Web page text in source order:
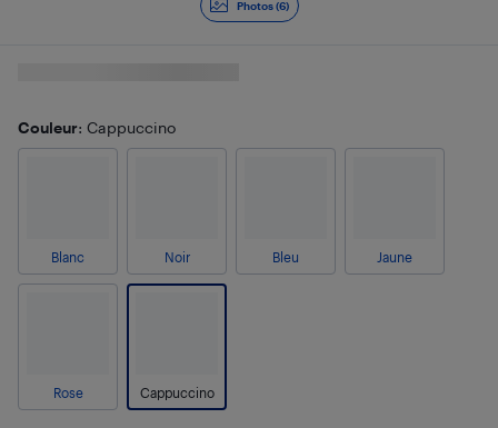
Photos (6)
Couleur: Cappuccino
Blanc Noir Bleu Jaune
Rose Cappuccino